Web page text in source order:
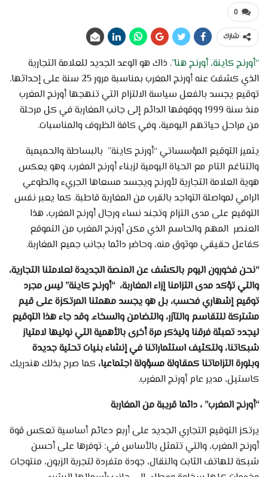
0
شارك
“أورنج كاينة، أورنج هنا”. ذاك هو الوعد الجديد للعلامة التجارية
الذي كشفت عنه أورنج المغرب بمناسبة مرور 25 سنة على إحداثها.
توقيع يجسد بالفعل سياسة الالتزام التي تنهجها أورنج المغرب
منذ سنة 1999 ووقوفها الدائم إلى جانب المغاربة في كل مرحلة
من مراحل حياتهم اليومية، وفي كافة الظروف والمناسبات.
يتميز التوقيع المؤسساتي “أورنج كاينة” بالبساطة والحميمية
والتناغم التام مع الحياة اليومية لزبناء أورنج المغرب. وهو يعكس
هوية العلامة التجارية لأورنج ويجسد مسعاها الجريء والطوعي
الرامي لمواصلة التواجد بالقرب من المغاربة قاطبة. كما يعبر نفس
التوقيع على مدى التزام وتجند نساء ورجال أورنج المغرب، هذا
العنصر المهم والحاسم الذي مكن أورنج المغرب من التموقع
كفاعل حقيقي موثوق منه، وحاضر دائما بجانب جميع المغاربة.
“نحن فخورون اليوم بالكشف عن المنصة الجديدة لعلامتنا التجارية،
والتي تؤكد مدى التزامنا إزاءالمغاربة، “أورنج كاينة” ليس مجرد
توقيع إشهاري فحسب، بل هو يجسد مهمتنا المرتكزة على قيم
مشتركة للتقاسم والتآزر، والتضامن والسخاء. وقد جاء هذا التوقيع
ليجدد تعبئة فرقنا وليذكر مرة أخرى بالأهمية التي نوليها لامتياز
شبكاتنا، ولتكثيف استثماراتنا في إنشاء بنيات تحتية جديدة
وبلورة التزاماتنا كمقاولة مسؤولة اجتماعيا، كما صرح بذلك هندريك
كاستيل، مدير عام أورنج المغرب.
“أورنج المغرب” ، دائما قريبة من المغاربة
يرتكز التوقيع التجاري الجديد على أربع دعائم أساسية تعكس قوة
أورنج المغرب، والتي تتمثل بالأساس في: توفرها على أحسن
شبكة للهاتف الثابت والنقال، جودة متفردة لتجربة الزبون، منتوجات